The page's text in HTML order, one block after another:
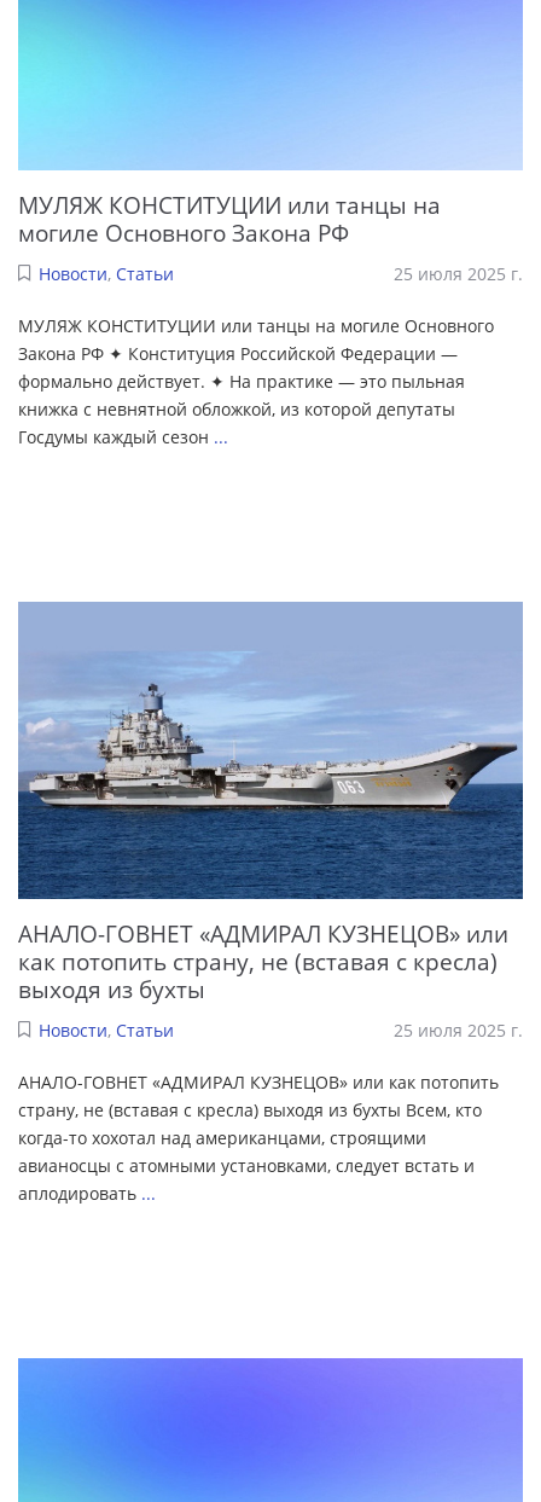
МУЛЯЖ КОНСТИТУЦИИ или танцы на
могиле Основного Закона РФ
Новости, Статьи 25 июля 2025 г.
МУЛЯЖ КОНСТИТУЦИИ или танцы на могиле Основного
Закона РФ ✦ Конституция Российской Федерации —
формально действует. ✦ На практике — это пыльная
книжка с невнятной обложкой, из которой депутаты
Госдумы каждый сезон ...
АНАЛО-ГОВНЕТ «АДМИРАЛ КУЗНЕЦОВ» или
как потопить страну, не (вставая с кресла)
выходя из бухты
Новости, Статьи 25 июля 2025 г.
АНАЛО-ГОВНЕТ «АДМИРАЛ КУЗНЕЦОВ» или как потопить
страну, не (вставая с кресла) выходя из бухты Всем, кто
когда-то хохотал над американцами, строящими
авианосцы с атомными установками, следует встать и
аплодировать ...